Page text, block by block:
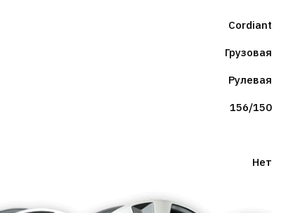
Cordiant
Грузовая
Рулевая
156/150
Нет